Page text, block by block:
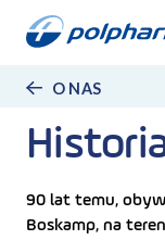
O NAS
90 lat temu,
Boskamp, na